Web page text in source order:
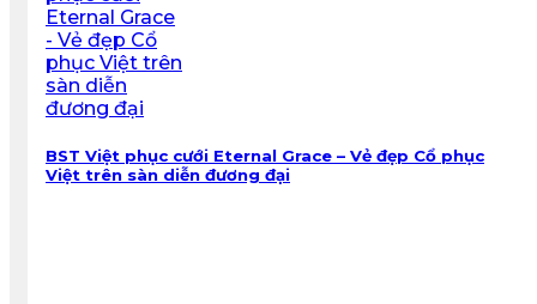
BST Việt phục cưới Eternal Grace – Vẻ đẹp Cổ phục
Việt trên sàn diễn đương đại